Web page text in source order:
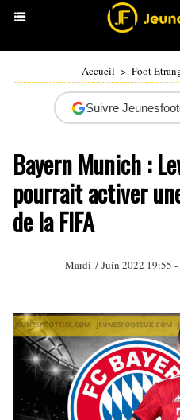
Accueil > Foot
Suivre
Bayern Munich :
pourrait activer
de la FIFA
Mardi 7 Juin 2022 19:55